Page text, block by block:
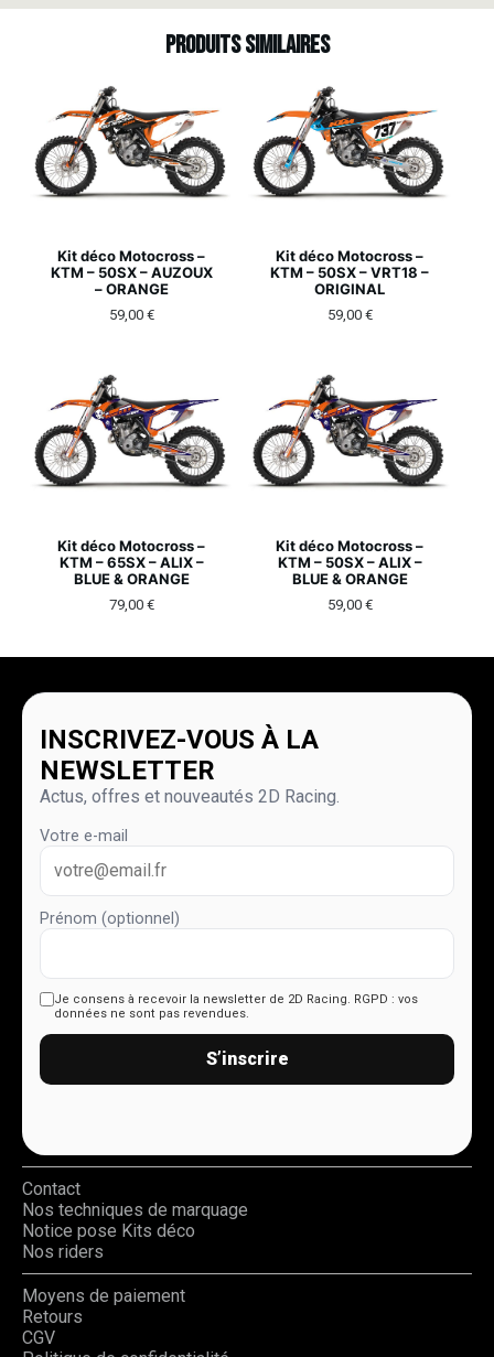
Produits similaires
Kit déco Motocross –
KTM – 50SX – AUZOUX
– ORANGE
59,00 €
Kit déco Motocross –
KTM – 50SX – VRT18 –
ORIGINAL
59,00 €
Kit déco Motocross –
KTM – 65SX – ALIX –
BLUE & ORANGE
79,00 €
Kit déco Motocross –
KTM – 50SX – ALIX –
BLUE & ORANGE
59,00 €
INSCRIVEZ-VOUS À LA
NEWSLETTER
Actus, offres et nouveautés 2D Racing.
Votre e-mail
Prénom (optionnel)
Je consens à recevoir la newsletter de 2D Racing. RGPD : vos
données ne sont pas revendues.
S’inscrire
Contact
Nos techniques de marquage
Notice pose Kits déco
Nos riders
Moyens de paiement
Retours
CGV